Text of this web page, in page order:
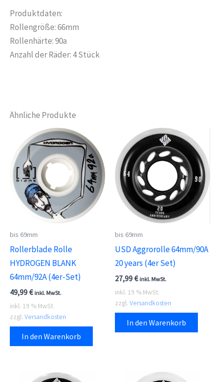
Produktdaten:
Rollengröße: 66mm
Rollenhärte: 90a
Anzahl der Räder: 4 Stück
Ähnliche Produkte
bis 69mm
Rollerblade Rolle
HYDROGEN BLANK
64mm/92A (4er-Set)
49,99€ inkl. MwSt.
inkl. 19 % MwSt.
zzgl. Versandkosten
In den Warenkorb
bis 69mm
USD Aggrorolle 64mm/90A
20 years (4er Set)
27,99€ inkl. MwSt.
inkl. 19 % MwSt.
zzgl. Versandkosten
In den Warenkorb